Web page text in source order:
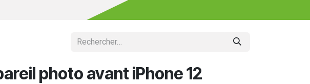
photo avant iPhone 12